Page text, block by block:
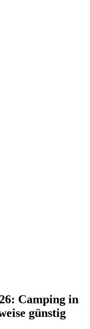
Camping in
günstig